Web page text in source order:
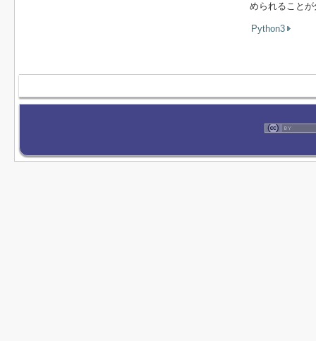
められることが
Python3